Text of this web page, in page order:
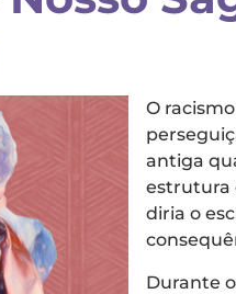
O
antiga
estrutura
diria o
Durante